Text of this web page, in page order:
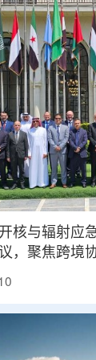
核与辐射应
，聚焦跨境